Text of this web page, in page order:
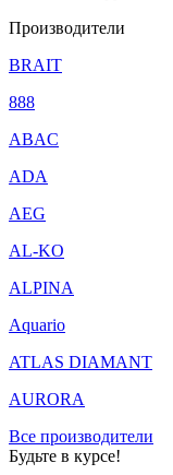
Производители
BRAIT
888
ABAC
ADA
AEG
AL-KO
ALPINA
Aquario
ATLAS DIAMANT
AURORA
Все производители
Будьте в курсе!